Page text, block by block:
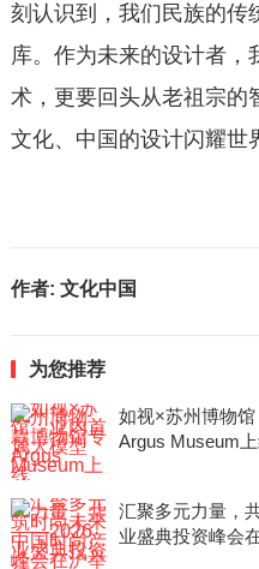
刻认识到，我们民族的传
库。作为未来的设计者，
术，更要回头从老祖宗的
文化、中国的设计闪耀世
作者: 文化中国
为您推荐
如视×苏州博物
Argus Museum
汇聚多元力量，
业盛典投资峰会